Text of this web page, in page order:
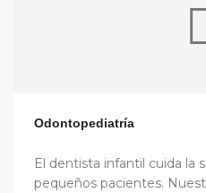
Odontopediatría
El dentista infantil cuida la
pequeños pacientes.